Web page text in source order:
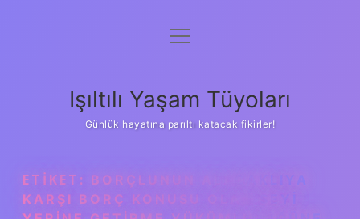
Anasayfa
Yasal Uyarı
menüyü
Işıltılı Yaşam Tüyoları
Günlük hayatına parıltı katacak fikirler!
ETIKET: BORÇLUNUN ALACAKLIYA
KARŞI BORÇ KONUSU OLAN ŞEYI